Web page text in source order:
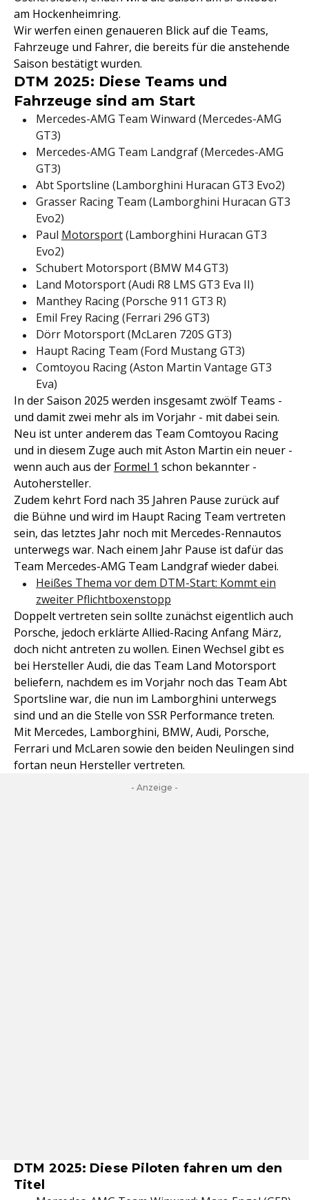
am Hockenheimring.
Wir werfen einen genaueren Blick auf die Teams,
Fahrzeuge und Fahrer, die bereits für die anstehende
Saison bestätigt wurden.
DTM 2025: Diese Teams und
Fahrzeuge sind am Start
Mercedes-AMG Team Winward (Mercedes-AMG
GT3)
Mercedes-AMG Team Landgraf (Mercedes-AMG
GT3)
Abt Sportsline (Lamborghini Huracan GT3 Evo2)
Grasser Racing Team (Lamborghini Huracan GT3
Evo2)
Paul Motorsport(Lamborghini Huracan GT3
Evo2)
Schubert Motorsport (BMW M4 GT3)
Land Motorsport (Audi R8 LMS GT3 Eva II)
Manthey Racing (Porsche 911 GT3 R)
Emil Frey Racing (Ferrari 296 GT3)
Dörr Motorsport (McLaren 720S GT3)
Haupt Racing Team (Ford Mustang GT3)
Comtoyou Racing (Aston Martin Vantage GT3
Eva)
In der Saison 2025 werden insgesamt zwölf Teams -
und damit zwei mehr als im Vorjahr - mit dabei sein.
Neu ist unter anderem das Team Comtoyou Racing
und in diesem Zuge auch mit Aston Martin ein neuer -
wenn auch aus der Formel 1 schon bekannter -
Autohersteller.
Zudem kehrt Ford nach 35 Jahren Pause zurück auf
die Bühne und wird im Haupt Racing Team vertreten
sein, das letztes Jahr noch mit Mercedes-Rennautos
unterwegs war. Nach einem Jahr Pause ist dafür das
Team Mercedes-AMG Team Landgraf wieder dabei.
Heißes Thema vor dem DTM-Start: Kommt ein
zweiter Pflichtboxenstopp
Doppelt vertreten sein sollte zunächst eigentlich auch
Porsche, jedoch erklärte Allied-Racing Anfang März,
doch nicht antreten zu wollen. Einen Wechsel gibt es
bei Hersteller Audi, die das Team Land Motorsport
beliefern, nachdem es im Vorjahr noch das Team Abt
Sportsline war, die nun im Lamborghini unterwegs
sind und an die Stelle von SSR Performance treten.
Mit Mercedes, Lamborghini, BMW, Audi, Porsche,
Ferrari und McLaren sowie den beiden Neulingen sind
fortan neun Hersteller vertreten.
- Anzeige -
DTM 2025: Diese Piloten fahren um den
Titel